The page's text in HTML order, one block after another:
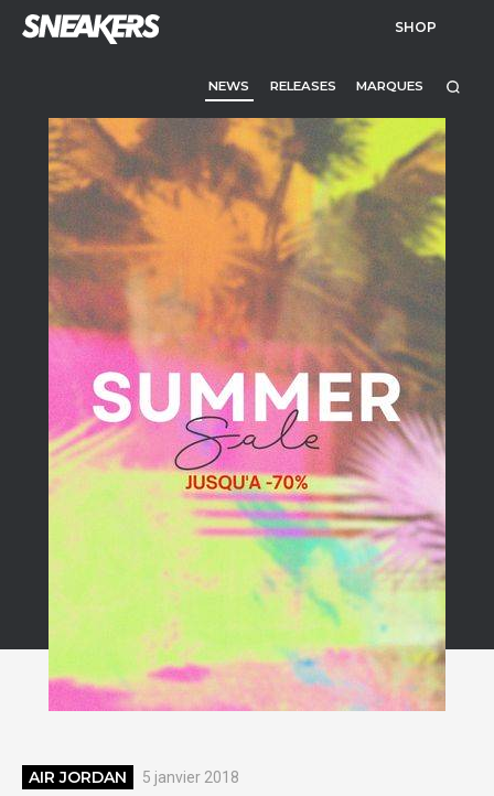
SHOP
NEWS RELEASES MARQUES
AIR JORDAN 5 janvier 2018